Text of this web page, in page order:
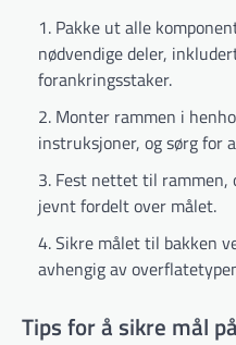
Pakke ut alle
nødvendige deler,
forankringsstaker.
Monter rammen i
instruksjoner, og sørg for
Fest nettet til rammen,
jevnt fordelt over målet.
Sikre målet til bakken
avhengig av
Tips for å sikre mål